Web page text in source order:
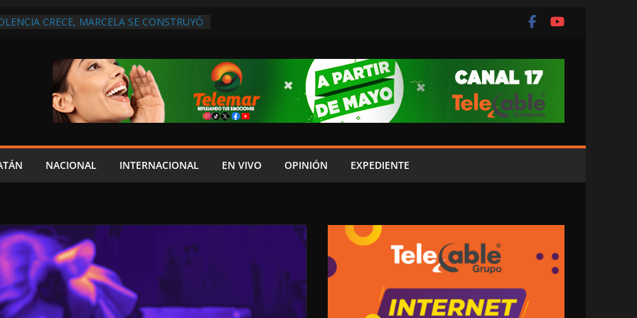
CRECE, MARCELA SE CONSTRUYÓ
EMPLEOS
NO PAGA A PROVEEDORES, PEMEX LA
QUE HAY UN PROYECTO PARA
CULTURAL MULTIFUNCIONAL EN EL
AUTORIZACIÓN MÉDICA PARA FIJAR
RESPONSABLE DEL ACCIDENTE
NACIONAL INTERNACIONAL EN VIVO OPINIÓN EXPEDIENTE